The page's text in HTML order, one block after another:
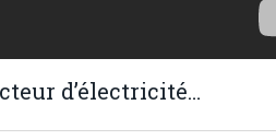
d’électricité…